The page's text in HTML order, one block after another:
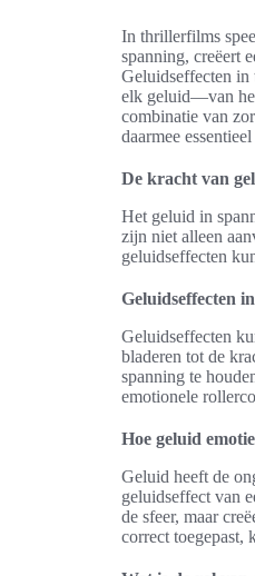
In thrillerfilms
spanning, creëert
Geluidseffecten in
elk geluid—van
combinatie van
daarmee
De kracht van
Het geluid in
zijn niet alleen
geluidseffecten
Geluidseffecten
Geluidseffecten
bladeren tot de
spanning te
emotionele
Hoe geluid
Geluid heeft de
geluidseffect van
de sfeer, maar
correct toegepast,